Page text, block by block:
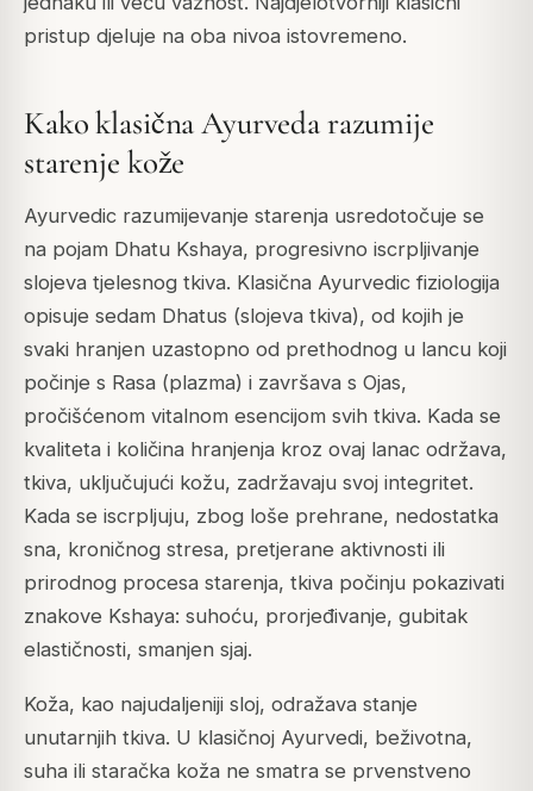
pristup djeluje na oba nivoa istovremeno.
Kako klasična Ayurveda razumije
starenje kože
Ayurvedic razumijevanje starenja usredotočuje se
na pojam Dhatu Kshaya, progresivno iscrpljivanje
slojeva tjelesnog tkiva. Klasična Ayurvedic fiziologija
opisuje sedam Dhatus (slojeva tkiva), od kojih je
svaki hranjen uzastopno od prethodnog u lancu koji
počinje s Rasa (plazma) i završava s Ojas,
pročišćenom vitalnom esencijom svih tkiva. Kada se
kvaliteta i količina hranjenja kroz ovaj lanac održava,
tkiva, uključujući kožu, zadržavaju svoj integritet.
Kada se iscrpljuju, zbog loše prehrane, nedostatka
sna, kroničnog stresa, pretjerane aktivnosti ili
prirodnog procesa starenja, tkiva počinju pokazivati
znakove Kshaya: suhoću, prorjeđivanje, gubitak
elastičnosti, smanjen sjaj.
Koža, kao najudaljeniji sloj, odražava stanje
unutarnjih tkiva. U klasičnoj Ayurvedi, beživotna,
suha ili staračka koža ne smatra se prvenstveno